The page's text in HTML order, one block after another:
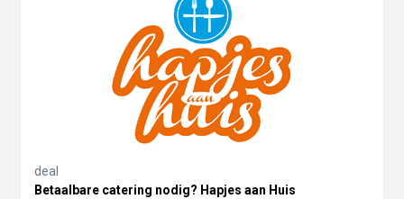
deal
Betaalbare catering nodig? Hapjes aan Huis